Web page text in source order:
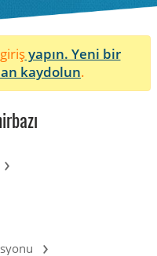
yapın. Yeni bir
kaydolun.
›
›